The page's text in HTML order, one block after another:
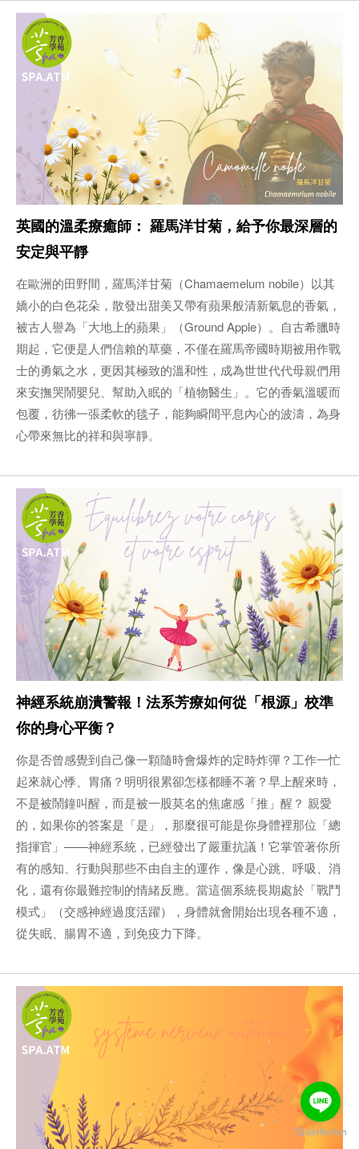
英國的溫柔療癒師： 羅馬洋甘菊，給予你最深層的
安定與平靜
在歐洲的田野間，羅馬洋甘菊（Chamaemelum nobile）以其
嬌小的白色花朵，散發出甜美又帶有蘋果般清新氣息的香氣，
被古人譽為「大地上的蘋果」（Ground Apple）。自古希臘時
期起，它便是人們信賴的草藥，不僅在羅馬帝國時期被用作戰
士的勇氣之水，更因其極致的溫和性，成為世世代代母親們用
來安撫哭鬧嬰兒、幫助入眠的「植物醫生」。它的香氣溫暖而
包覆，彷彿一張柔軟的毯子，能夠瞬間平息內心的波濤，為身
心帶來無比的祥和與寧靜。
神經系統崩潰警報！法系芳療如何從「根源」校準
你的身心平衡？
你是否曾感覺到自己像一顆隨時會爆炸的定時炸彈？工作一忙
起來就心悸、胃痛？明明很累卻怎樣都睡不著？早上醒來時，
不是被鬧鐘叫醒，而是被一股莫名的焦慮感「推」醒？ 親愛
的，如果你的答案是「是」，那麼很可能是你身體裡那位「總
指揮官」——神經系統，已經發出了嚴重抗議！它掌管著你所
有的感知、行動與那些不由自主的運作，像是心跳、呼吸、消
化，還有你最難控制的情緒反應。當這個系統長期處於「戰鬥
模式」（交感神經過度活躍），身體就會開始出現各種不適，
從失眠、腸胃不適，到免疫力下降。